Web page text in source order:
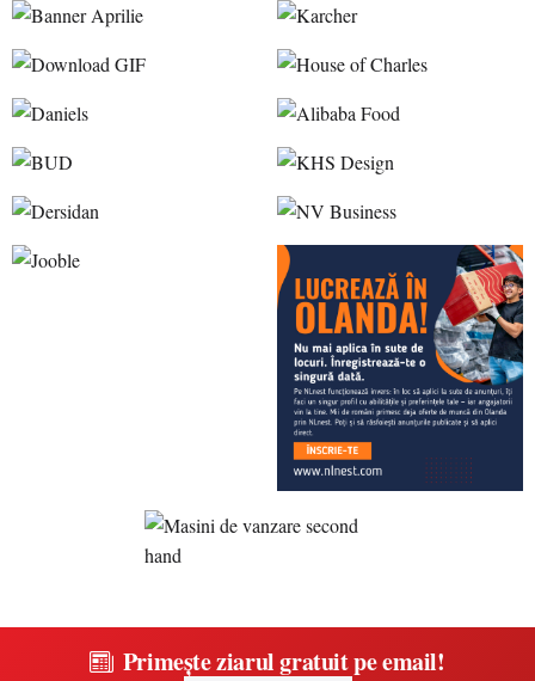
Primește ziarul gratuit pe email!